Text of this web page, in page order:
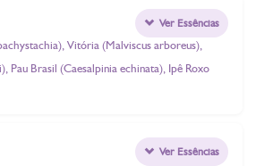
Vitória (Malviscus arboreus),
Pau Brasil (Caesalpinia echinata), Ipê Roxo
Ver Essências
Ver Essências